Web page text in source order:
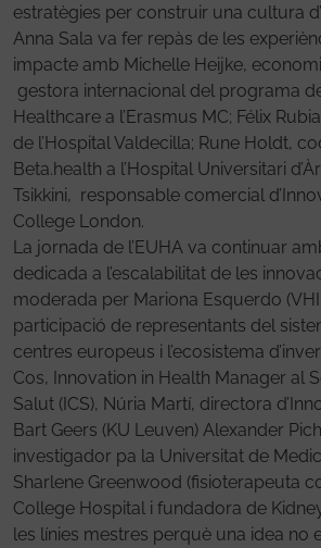
estratègies per construir una cultura
Anna Sala va fer repàs de les
impacte amb Michelle Heijke,
gestora internacional del programa
Healthcare a l’Erasmus MC; Félix
de l’Hospital Valdecilla; Rune Holdt,
Beta.health a l’Hospital Universitari
Tsikkini, responsable comercial
College London.
La jornada de l’EUHA va continuar
dedicada a l’escalabilitat de les
moderada per Mariona Esquerdo
participació de representants del
centres europeus i l’ecosistema
Cos, Innovation in Health Manager al
Salut (ICS), Núria Martí, directora
Bart Geers (KU Leuven) Alexander
investigador pa la Universitat de
Sharlene Greenwood (fisioterapeuta
College Hospital i fundadora de
les línies mestres perquè una idea no